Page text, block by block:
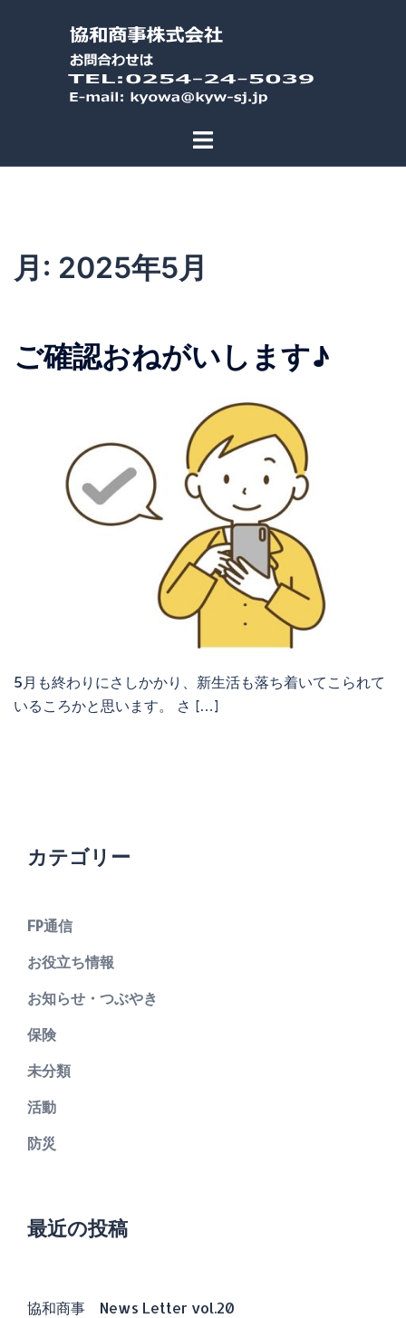
月: 2025年5月
ご確認おねがいします♪
5月も終わりにさしかかり、新生活も落ち着いてこられて
いるころかと思います。 さ […]
カテゴリー
FP通信
お役立ち情報
お知らせ・つぶやき
保険
未分類
活動
防災
最近の投稿
協和商事 News Letter vol.20